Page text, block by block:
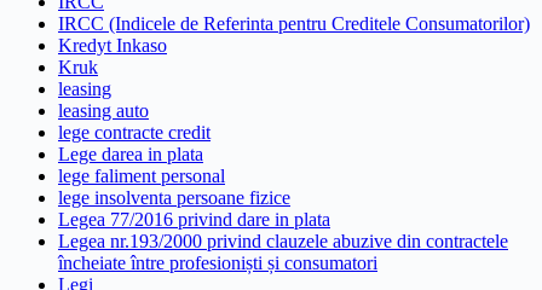
IRCC (Indicele de Referinta pentru Creditele Consumatorilor)
Kredyt Inkaso
Kruk
leasing
leasing auto
lege contracte credit
Lege darea in plata
lege faliment personal
lege insolventa persoane fizice
Legea 77/2016 privind dare in plata
Legea nr.193/2000 privind clauzele abuzive din contractele
încheiate între profesioniști și consumatori
Legi